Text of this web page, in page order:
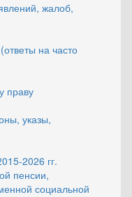
жалоб,
на часто
праву
указы,
2026 гг.
пенсии,
социальной